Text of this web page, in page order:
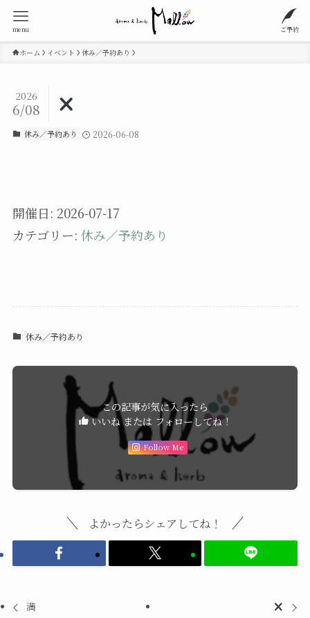
ご予約
menu
ホーム イベント 休み／予約あり
2026
6/08
休み／予約あり 2026-06-08
開催日: 2026-07-17
カテゴリー: 休み／予約あり
休み／予約あり
この記事が気に入ったら
いいね または フォローしてね！
Follow Me
よかったらシェアしてね！
満